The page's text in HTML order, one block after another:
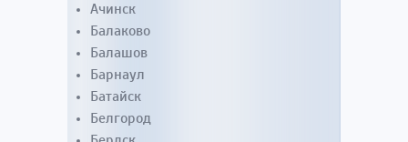
Ачинск
Балаково
Балашов
Барнаул
Батайск
Белгород